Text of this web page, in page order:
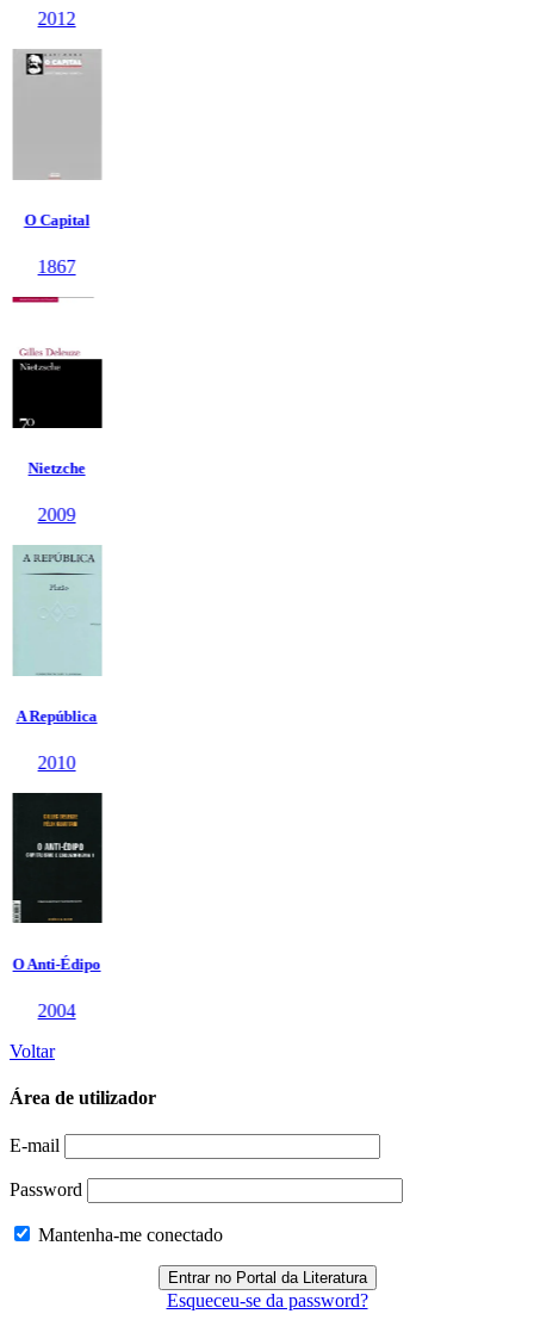
Voltar
Área de utilizador
E-mail
Password
Mantenha-me conectado
Esqueceu-se da password?